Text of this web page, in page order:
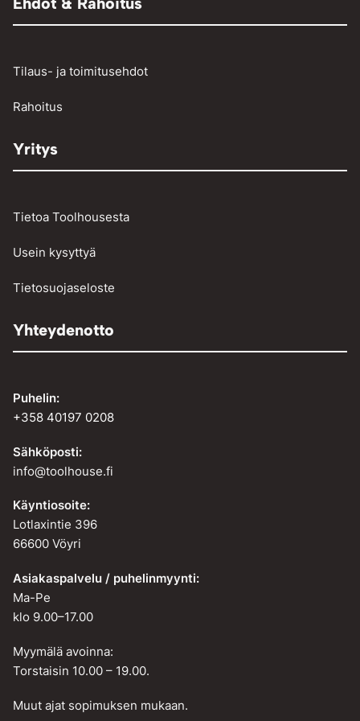
Osienpesu
Vinssit ja taljat
Tilaus- ja toimitusehdot
Rahoitus
Yritys
Tietoa Toolhousesta
Usein kysyttyä
Tietosuojaseloste
Yhteydenotto
Puhelin:
+358 40197 0208
Sähköposti:
info@toolhouse.fi
Käyntiosoite:
Lotlaxintie 396
66600 Vöyri
Asiakaspalvelu / puhelinmyynti:
Ma-Pe
klo 9.00–17.00
Myymälä avoinna:
Torstaisin 10.00 – 19.00.
Muut ajat sopimuksen mukaan.